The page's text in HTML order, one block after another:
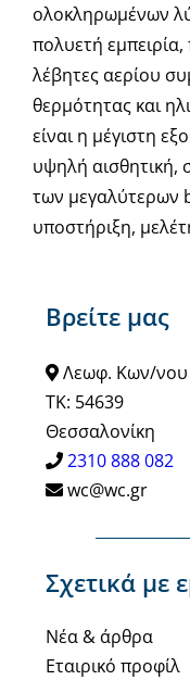
Βρείτε μας
Λεωφ. Κων/νου
ΤΚ: 54639
Θεσσαλονίκη
2310 888 082
wc@wc.gr
Σχετικά με
Νέα & άρθρα
Εταιρικό προφίλ
ολοκληρωμένων
πολυετή
λέβητες αερίου
θερμότητας και
είναι η μέγιστη
υψηλή αισθητική,
των μεγαλύτερων
υποστήριξη,